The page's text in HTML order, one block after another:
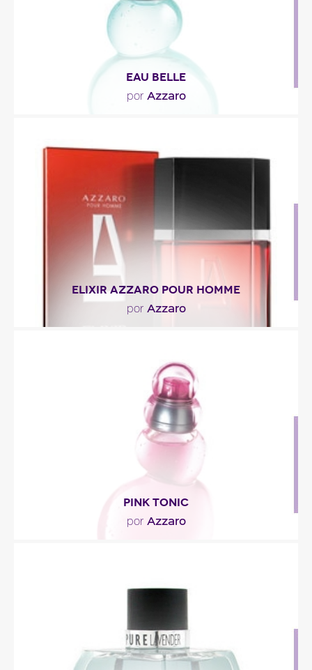
EAU BELLE
por Azzaro
(constituida de cítricos), de bergamota y..."
Descripción del perfume
ELIXIR AZZARO POUR HOMME
por Azzaro
ligeramente frutal. El corazón está compuesto de
diferentes..."
Descripción del perfume
PINK TONIC
por Azzaro
Descripción del perfume